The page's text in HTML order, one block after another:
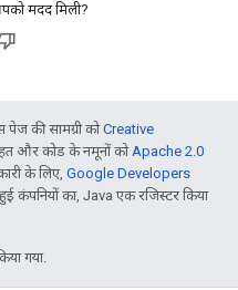
मदद मिली?
की सामग्री कोCreative
और कोड के नमूनों कोApache 2.0
के लिए, Google Developers
का, Java एक रजिस्टर किया
गया.